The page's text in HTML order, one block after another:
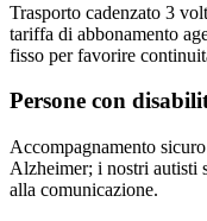
Trasporto cadenzato 3
tariffa di abbonamento
fisso per favorire
Persone con
Accompagnamento
Alzheimer; i nostri autisti
alla comunicazione.